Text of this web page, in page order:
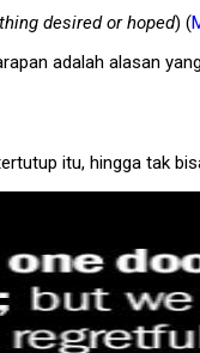
desired or hoped) (
adalah alasan
itu, hingga tak